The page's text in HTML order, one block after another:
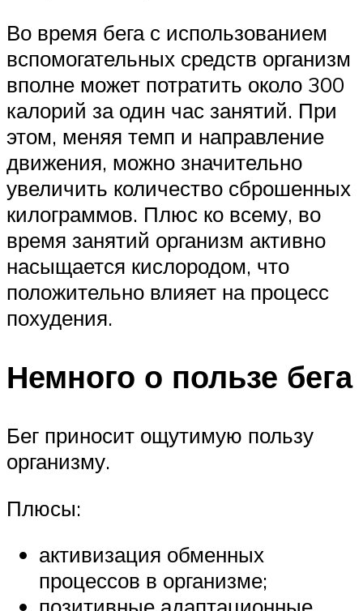
Во время бега с использованием
вспомогательных средств организм
вполне может потратить около 300
калорий за один час занятий. При
этом, меняя темп и направление
движения, можно значительно
увеличить количество сброшенных
килограммов. Плюс ко всему, во
время занятий организм активно
насыщается кислородом, что
положительно влияет на процесс
похудения.
Немного о пользе бега
Бег приносит ощутимую пользу
организму.
Плюсы:
активизация обменных
процессов в организме;